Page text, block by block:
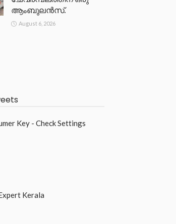
ആംബുലൻസ്.
August 6, 2026
Key - Check Settings
Kerala